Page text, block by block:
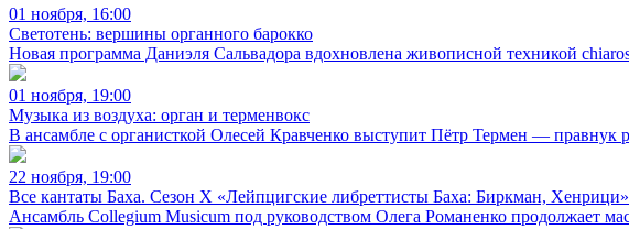
01 ноября, 16:00
Светотень: вершины органного барокко
Новая программа Даниэля Сальвадора вдохновлена живописной техникой
01 ноября, 19:00
Музыка из воздуха: орган и терменвокс
В ансамбле с органисткой Олесей Кравченко выступит Пётр Термен — правнук
22 ноября, 19:00
Все кантаты Баха. Сезон X «Лейпцигские либреттисты Баха: Биркман, Хенрици»
Ансамбль Collegium Musicum под руководством Олега Романенко продолжает